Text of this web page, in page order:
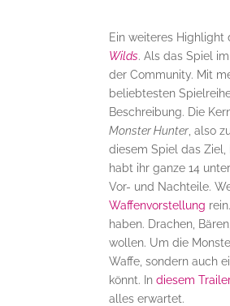
Ein weiteres
Wilds. Als das Spiel
der Community. Mit
beliebtesten
Beschreibung. Die
Monster Hunter , also
diesem Spiel das
habt ihr ganze 14
Vor- und Nachteile.
Waffenvorstellung
haben. Drachen,
wollen. Um die
Waffe, sondern auch
könnt. Indiesem
alles erwartet.